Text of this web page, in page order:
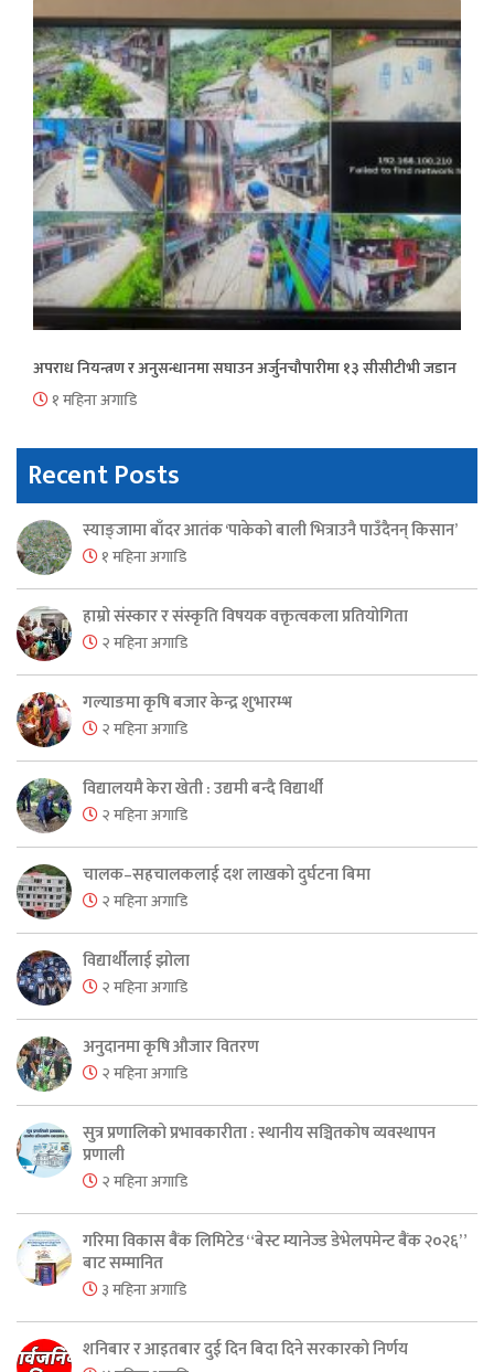
अपराध नियन्त्रण र अनुसन्धानमा सघाउन अर्जुनचौपारीमा १३ सीसीटीभी जडान
१ महिना अगाडि
Recent Posts
स्याङ्जामा बाँदर आतंक ‘पाकेको बाली भित्राउनै पाउँदैनन् किसान’
१ महिना अगाडि
हाम्रो संस्कार र संस्कृति विषयक वक्तृत्वकला प्रतियोगिता
२ महिना अगाडि
गल्याङमा कृषि बजार केन्द्र शुभारम्भ
२ महिना अगाडि
विद्यालयमै केरा खेती : उद्यमी बन्दै विद्यार्थी
२ महिना अगाडि
चालक–सहचालकलाई दश लाखको दुर्घटना बिमा
२ महिना अगाडि
विद्यार्थीलाई झोला
२ महिना अगाडि
अनुदानमा कृषि औजार वितरण
२ महिना अगाडि
सुत्र प्रणालिको प्रभावकारीता : स्थानीय सञ्चितकोष व्यवस्थापन
प्रणाली
२ महिना अगाडि
गरिमा विकास बैंक लिमिटेड “बेस्ट म्यानेज्ड डेभेलपमेन्ट बैंक २०२६”
बाट सम्मानित
३ महिना अगाडि
शनिबार र आइतबार दुई दिन बिदा दिने सरकारको निर्णय